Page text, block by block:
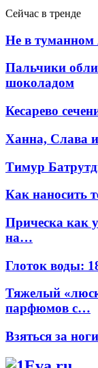
Сейчас в тренде
Не в туманном
Пальчики
шоколадом
Кесарево
Ханна, Слава
Тимур
Как наносить
Прическа как
на…
Глоток воды:
Тяжелый
парфюмов с…
Взяться за